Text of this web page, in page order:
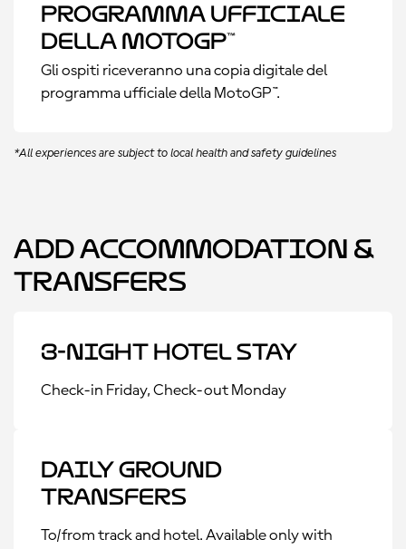
Programma ufficiale
della MotoGP™
Gli ospiti riceveranno una copia digitale del
programma ufficiale della MotoGP™.
*All experiences are subject to local health and safety guidelines
Add Accommodation &
Transfers
3-Night Hotel Stay
Check-in Friday, Check-out Monday
Daily Ground
Transfers
To/from track and hotel. Available only with